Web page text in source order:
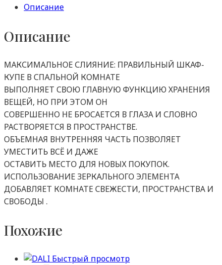
Описание
Описание
МАКСИМАЛЬНОЕ СЛИЯНИЕ: ПРАВИЛЬНЫЙ ШКАФ-
КУПЕ В СПАЛЬНОЙ КОМНАТЕ
ВЫПОЛНЯЕТ СВОЮ ГЛАВНУЮ ФУНКЦИЮ ХРАНЕНИЯ
ВЕЩЕЙ, НО ПРИ ЭТОМ ОН
СОВЕРШЕННО НЕ БРОСАЕТСЯ В ГЛАЗА И СЛОВНО
РАСТВОРЯЕТСЯ В ПРОСТРАНСТВЕ.
ОБЪЕМНАЯ ВНУТРЕННЯЯ ЧАСТЬ ПОЗВОЛЯЕТ
УМЕСТИТЬ ВСЁ И ДАЖЕ
ОСТАВИТЬ МЕСТО ДЛЯ НОВЫХ ПОКУПОК.
ИСПОЛЬЗОВАНИЕ ЗЕРКАЛЬНОГО ЭЛЕМЕНТА
ДОБАВЛЯЕТ КОМНАТЕ СВЕЖЕСТИ, ПРОСТРАНСТВА И
СВОБОДЫ .
Похожие
Быстрый просмотр